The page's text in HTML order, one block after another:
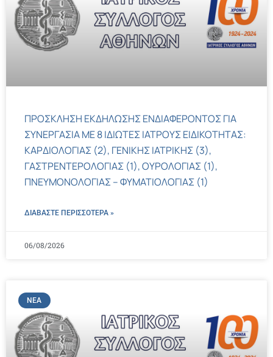
ΠΡΟΣΚΛΗΣΗ ΕΚΔΗΛΩΣΗΣ ΕΝΔΙΑΦΕΡΟΝΤΟΣ ΓΙΑ
ΣΥΝΕΡΓΑΣΙΑ ΜΕ 8 ΙΔΙΩΤΕΣ ΙΑΤΡΟΥΣ ΕΙΔΙΚΟΤΗΤΑΣ:
ΚΑΡΔΙΟΛΟΓΙΑΣ (2), ΓΕΝΙΚΗΣ ΙΑΤΡΙΚΗΣ (3),
ΓΑΣΤΡΕΝΤΕΡΟΛΟΓΙΑΣ (1), ΟΥΡΟΛΟΓΙΑΣ (1),
ΠΝΕΥΜΟΝΟΛΟΓΙΑΣ – ΦΥΜΑΤΙΟΛΟΓΙΑΣ (1)
ΔΙΑΒΑΣΤΕ ΠΕΡΙΣΣΌΤΕΡΑ »
06/08/2026
ΝΈΑ